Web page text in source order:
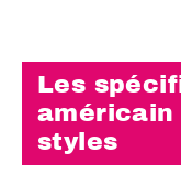
Les
américain
styles